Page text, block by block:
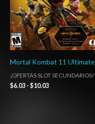
Mortal Kombat 11 Ultimate
¡OFERTAS SLOT SECUNDARIOS!
$6.03 - $10.03